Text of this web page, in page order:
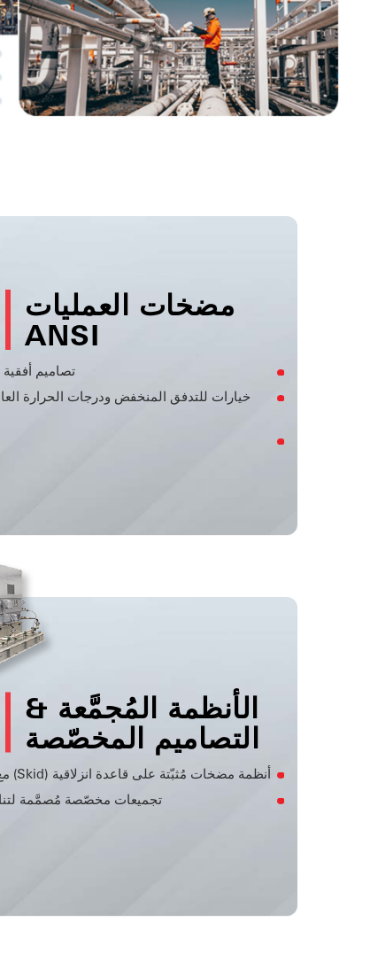
مضخات العمليات
ANSI
تصاميم
خيارات للتدفق المنخفض ودرجات الحرارة
الأنظمة المُجمَّعة &
التصاميم المخصّصة
أنظمة مضخات مُثبّتة على قاعدة انزلاقية (Skid) مع配 الأنابيب وأجهزة التحكم
تجميعات مخصّصة مُصمَّمة